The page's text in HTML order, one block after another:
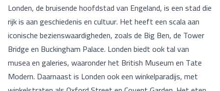
Londen, de bruisende hoofdstad van Engeland, is een stad die
rijk is aan geschiedenis en cultuur. Het heeft een scala aan
iconische bezienswaardigheden, zoals de Big Ben, de Tower
Bridge en Buckingham Palace. Londen biedt ook tal van
musea en galeries, waaronder het British Museum en Tate
Modern. Daarnaast is Londen ook een winkelparadijs, met